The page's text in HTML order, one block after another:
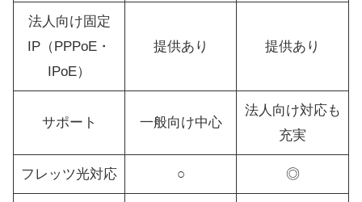
法人向け固定
IP（PPPoE・
IPoE）
提供あり 提供あり
サポート 一般向け中心
法人向け対応も
充実
フレッツ光対応 ○ ◎